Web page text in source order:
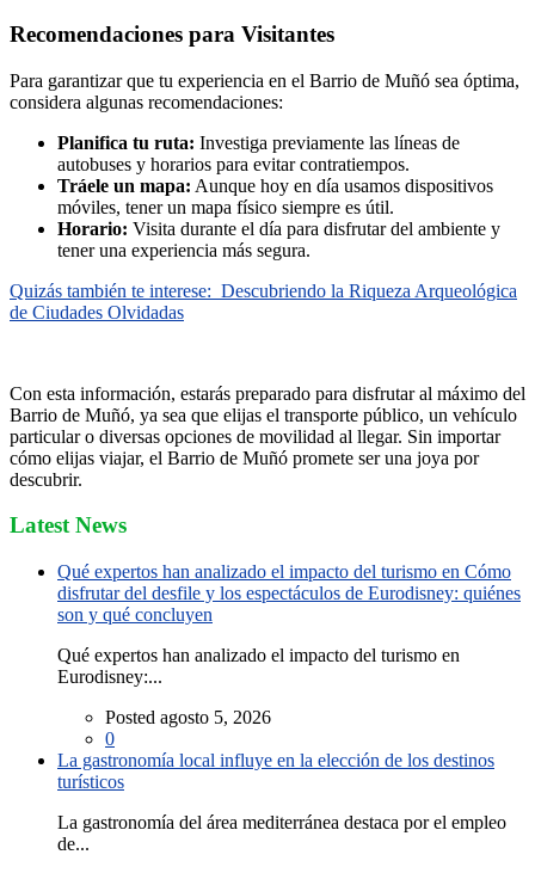
Recomendaciones para Visitantes
Para garantizar que tu experiencia en el Barrio de Muñó sea óptima,
considera algunas recomendaciones:
Planifica tu ruta: Investiga previamente las líneas de
autobuses y horarios para evitar contratiempos.
Tráele un mapa: Aunque hoy en día usamos dispositivos
móviles, tener un mapa físico siempre es útil.
Horario: Visita durante el día para disfrutar del ambiente y
tener una experiencia más segura.
Quizás también te interese: Descubriendo la Riqueza Arqueológica
de Ciudades Olvidadas
Con esta información, estarás preparado para disfrutar al máximo del
Barrio de Muñó, ya sea que elijas el transporte público, un vehículo
particular o diversas opciones de movilidad al llegar. Sin importar
cómo elijas viajar, el Barrio de Muñó promete ser una joya por
descubrir.
Latest News
Qué expertos han analizado el impacto del turismo en Cómo
disfrutar del desfile y los espectáculos de Eurodisney: quiénes
son y qué concluyen
Qué expertos han analizado el impacto del turismo en
Eurodisney:...
Posted agosto 5, 2026
0
La gastronomía local influye en la elección de los destinos
turísticos
La gastronomía del área mediterránea destaca por el empleo
de...